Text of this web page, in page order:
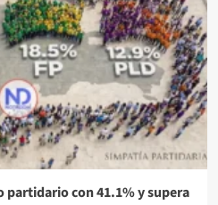
partidario con 41.1% y supera